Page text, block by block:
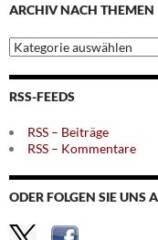
ARCHIV NACH THEMEN
Archiv
nach
Themen
RSS-FEEDS
RSS – Beiträge
RSS – Kommentare
ODER FOLGEN SIE UNS